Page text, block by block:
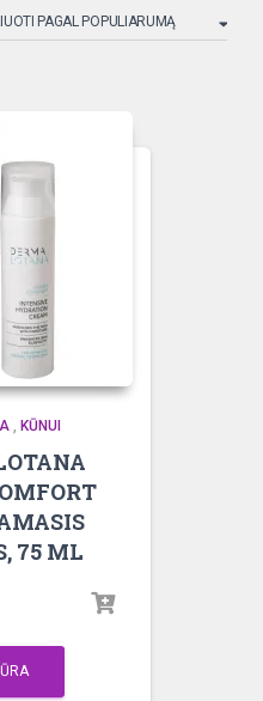
, KŪNUI
75 ML